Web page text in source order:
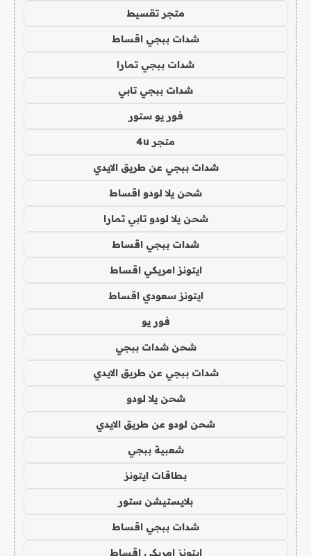
متجر تقسيط
شدات ببجي اقساط
شدات ببجي تمارا
شدات ببجي تابي
فور يو ستور
متجر 4u
شدات ببجي عن طريق الايدي
شحن يلا لودو اقساط
شحن يلا لودو تابي تمارا
شدات ببجي اقساط
ايتونز امريكي اقساط
ايتونز سعودي اقساط
فور يو
شحن شدات ببجي
شدات ببجي عن طريق الايدي
شحن يلا لودو
شحن لودو عن طريق الايدي
شعبية ببجي
بطاقات ايتونز
بلايستيشن ستور
شدات ببجي اقساط
ايتونز امريكي اقساط